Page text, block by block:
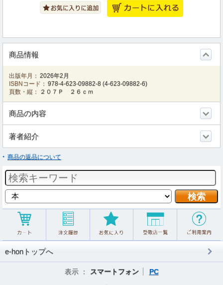
商品情報
出版年月： 2026年2月
ISBNコード： 978-4-623-09882-8 (4-623-09882-6)
頁数・縦：
２０７Ｐ ２６ｃｍ
商品の内容
著者紹介
商品の返品について
e-honトップへ
表示 ： スマートフォン PC